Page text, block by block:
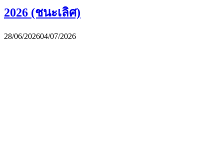
2026 (ชนะเลิศ)
28/06/202604/07/2026